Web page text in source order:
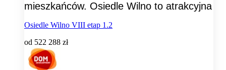
mieszkańców. Osiedle Wilno to atrakcyjna
Osiedle Wilno VIII etap 1.2
od 522 288 zł